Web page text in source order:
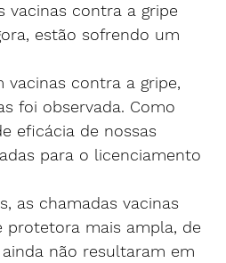
vacinas contra a gripe
estão sofrendo um
vacinas contra a gripe,
foi observada. Como
eficácia de nossas
para o licenciamento
as chamadas vacinas
protetora mais ampla, de
não resultaram em